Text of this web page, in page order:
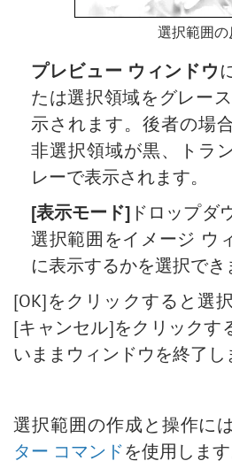
選択範囲の
プレビュー ウィンドウ
たは選択領域をグレー
示されます。後者の場
非選択領域が黒、トラ
レーで表示されます。
[表示モード] ドロップダ
選択範囲をイメージ ウ
に表示するかを選択でき
[OK]をクリックすると選
[キャンセル]をクリックす
いままウィンドウを終了し
選択範囲の作成と操作に
ター コマンドを使用します